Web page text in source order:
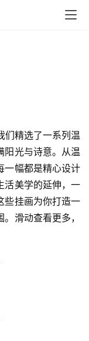
们精选了一系列温
阳光与诗意。从温
一幅都是精心设计
活美学的延伸，一
些挂画为你打造一
滑动查看更多，